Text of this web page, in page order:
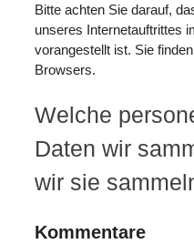
Bitte achten Sie darauf,
unseres Internetauftrittes
vorangestellt ist. Sie
Browsers.
Welche
Daten wir
wir sie
Kommentare